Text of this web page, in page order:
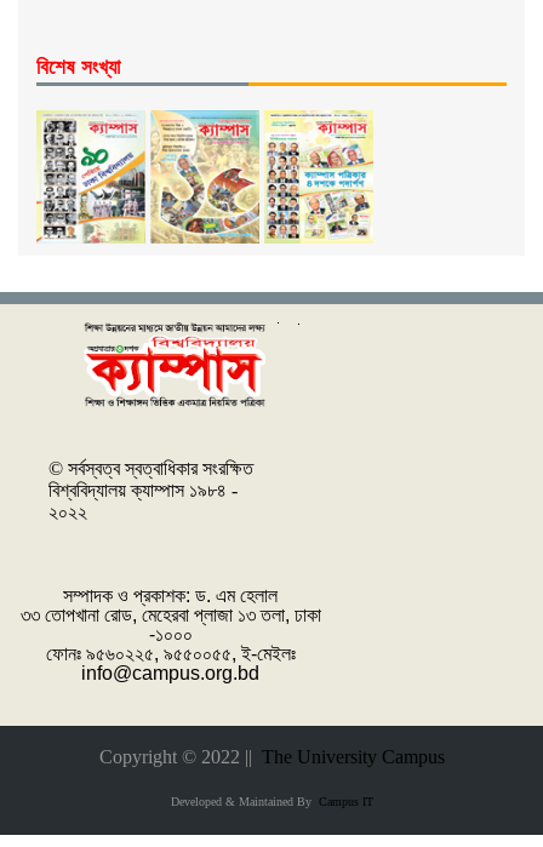
বিশেষ সংখ্যা
© সর্বস্বত্ব স্বত্বাধিকার সংরক্ষিত
বিশ্ববিদ্যালয় ক্যাম্পাস ১৯৮৪ -
২০২২
সম্পাদক ও প্রকাশক: ‌ড. এম হেলাল
৩৩ তোপখানা রোড, মেহেরবা প্লাজা ১৩ তলা, ঢাকা
-১০০০
ফোনঃ ৯৫৬০২২৫, ৯৫৫০০৫৫, ই-মেইলঃ
info@campus.org.bd
Copyright © 2022 || The University Campus
Developed & Maintained ByCampus IT